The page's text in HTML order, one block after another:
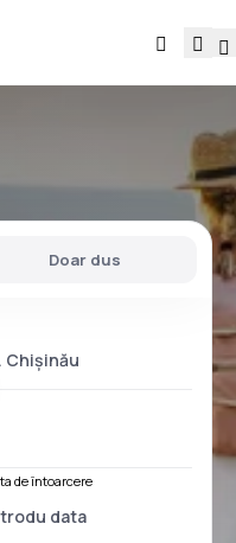
Doar dus
de întoarcere